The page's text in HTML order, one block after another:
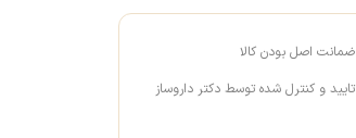
ضمانت اصل بودن کالا
تایید و کنترل شده توسط دکتر داروساز